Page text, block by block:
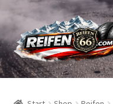
Zur
Navigation
springen
Zum
Inhalt
springen
Reifen